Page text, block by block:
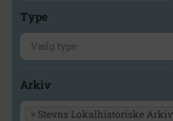
Type
Arkiv
× Stevns Lokalhistoriske Arkiv